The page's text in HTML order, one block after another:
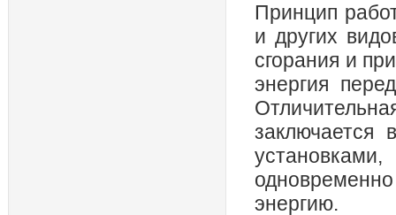
Принцип
и других
сгорания и
энергия
заключается
энергию.